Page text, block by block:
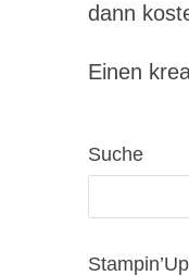
dann
Einen
Suche